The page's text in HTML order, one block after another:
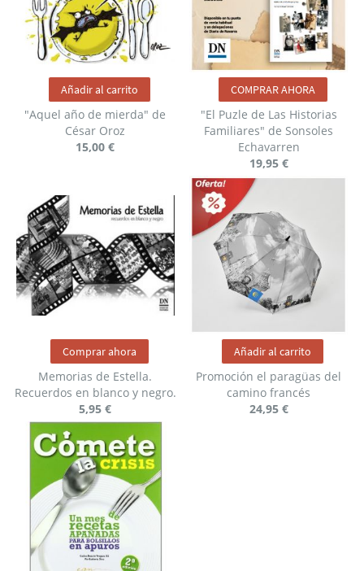
"Aquel año de mierda" de
César Oroz
15,00 €
Añadir al carrito
"El Puzle de Las Historias
Familiares" de Sonsoles
Echavarren
19,95 €
COMPRAR AHORA
Memorias de Estella.
Recuerdos en blanco y negro.
5,95 €
Comprar ahora
Promoción el paragüas del
camino francés
24,95 €
Añadir al carrito